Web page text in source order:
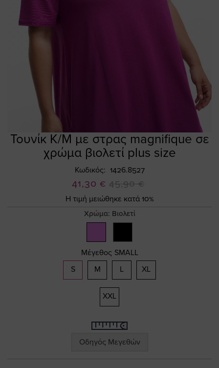
Τουνίκ Κ/Μ με στρας magnifique σε
χρώμα βιολετί plus size
Κωδικός 1426.8527
Ειδική
Τιμή
41,30 € 45,90 €
Η τιμή μειώθηκε κατά 10%
Χρώμα: Βιολετί
Μέγεθος SMALL
S
M L XL
XXL
Οδηγός Μεγεθών
Skip